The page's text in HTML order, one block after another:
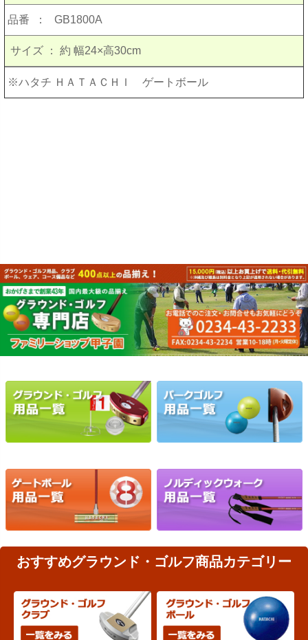
おすすめグラウンド・ゴルフ商品カテゴリー
品番 ： GB1800A
サイズ ： 約 幅24×高30cm
※ハタチ ＨＡＴＡＣＨＩ ゲートボール